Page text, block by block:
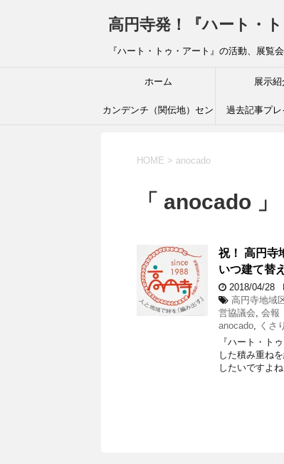
高円寺発！『ハート・
『ハート・トゥ・アート』の活動、展覧
ホーム 展示紹
カンデンチ（関伝地）セン 過去記事プレ
HOME > anocado
「 anocado
祝！ 高円寺
いつ建て替
2018/04/28
高円寺地域
営協議会, 会報
anocado, くさ
『ハート・ト
した積み重ね
したいですよ